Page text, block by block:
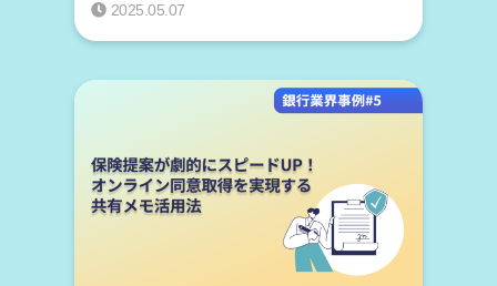
2025.05.07